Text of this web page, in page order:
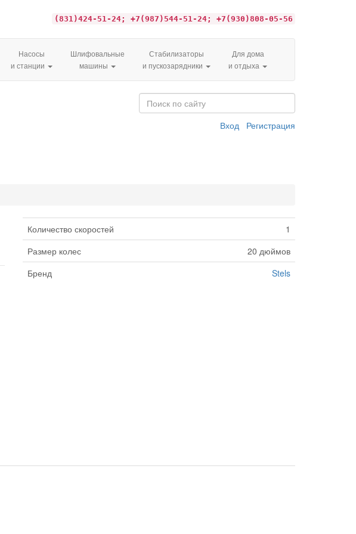
(831)424-51-24; +7(987)544-51-24; +7(930)808-05-56
Насосы
и станции
Шлифовальные
машины
Стабилизаторы
и пускозарядники
Для дома
и отдыха
Вход Регистрация
Количество скоростей
1
Размер колес
20 дюймов
Бренд
Stels